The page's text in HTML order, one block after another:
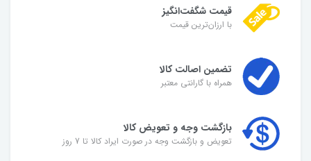
قیمت شگفت‌انگیز
با ارزان‌ترین قیمت
تضمین اصالت کالا
همراه با گارانتی معتبر
بازگشت وجه و تعویض کالا
تعویض و بازگشت وجه در صورت ایراد کالا تا 7 روز